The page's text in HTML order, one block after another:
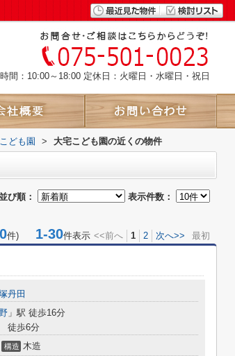
間：10:00～18:00 定休日：火曜日・水曜日・祝日
ども園 > 大宅こども園の近くの物件
び順： 表示件数：
件) 1-30件表示 <<前へ 1 2 次へ>> 最初
丹田
」駅 徒歩16分
徒歩6分
構造 木造